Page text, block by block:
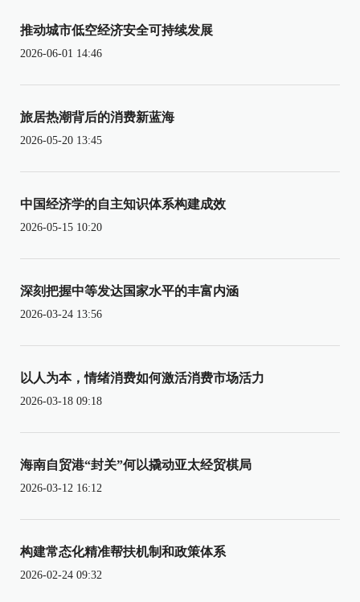
推动城市低空经济安全可持续发展
2026-06-01 14:46
旅居热潮背后的消费新蓝海
2026-05-20 13:45
中国经济学的自主知识体系构建成效
2026-05-15 10:20
深刻把握中等发达国家水平的丰富内涵
2026-03-24 13:56
以人为本，情绪消费如何激活消费市场活力
2026-03-18 09:18
海南自贸港“封关”何以撬动亚太经贸棋局
2026-03-12 16:12
构建常态化精准帮扶机制和政策体系
2026-02-24 09:32